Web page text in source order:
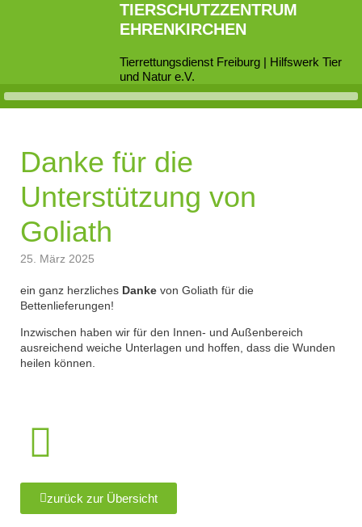
TIERSCHUTZZENTRUM
EHRENKIRCHEN
Tierrettungsdienst Freiburg | Hilfswerk Tier
und Natur e.V.
Danke für die
Unterstützung von
Goliath
25. März 2025
ein ganz herzliches Danke von Goliath für die
Bettenlieferungen!
Inzwischen haben wir für den Innen- und Außenbereich
ausreichend weiche Unterlagen und hoffen, dass die Wunden
heilen können.
zurück zur Übersicht